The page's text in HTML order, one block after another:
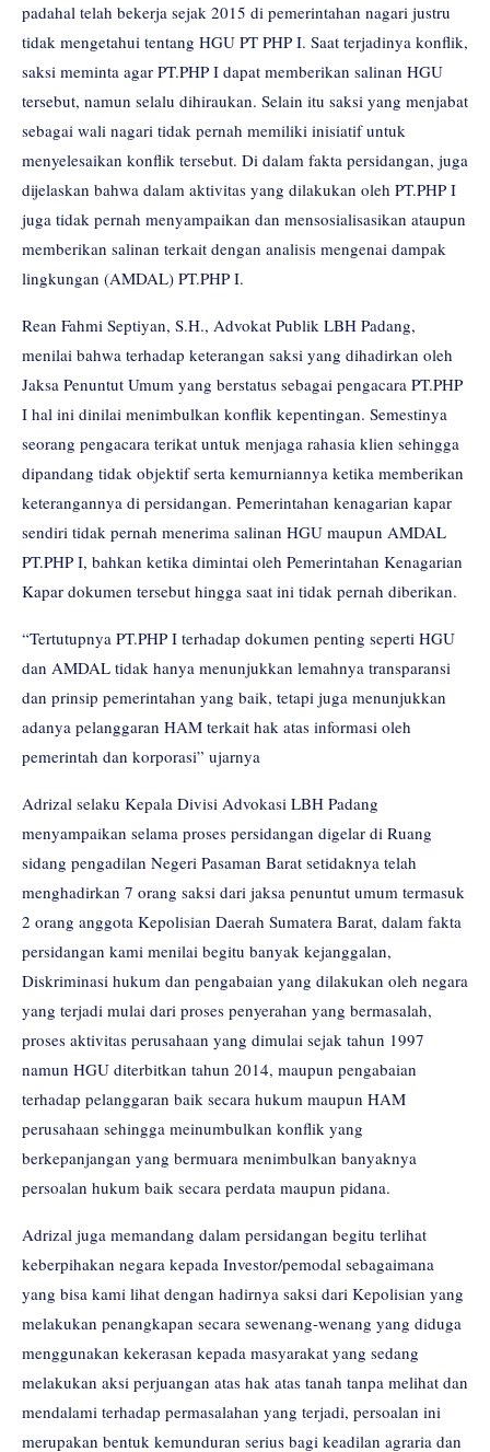
padahal telah bekerja sejak 2015 di pemerintahan nagari justru
tidak mengetahui tentang HGU PT PHP I. Saat terjadinya konflik,
saksi meminta agar PT.PHP I dapat memberikan salinan HGU
tersebut, namun selalu dihiraukan. Selain itu saksi yang menjabat
sebagai wali nagari tidak pernah memiliki inisiatif untuk
menyelesaikan konflik tersebut. Di dalam fakta persidangan, juga
dijelaskan bahwa dalam aktivitas yang dilakukan oleh PT.PHP I
juga tidak pernah menyampaikan dan mensosialisasikan ataupun
memberikan salinan terkait dengan analisis mengenai dampak
lingkungan (AMDAL) PT.PHP I.
Rean Fahmi Septiyan, S.H., Advokat Publik LBH Padang,
menilai bahwa terhadap keterangan saksi yang dihadirkan oleh
Jaksa Penuntut Umum yang berstatus sebagai pengacara PT.PHP
I hal ini dinilai menimbulkan konflik kepentingan. Semestinya
seorang pengacara terikat untuk menjaga rahasia klien sehingga
dipandang tidak objektif serta kemurniannya ketika memberikan
keterangannya di persidangan. Pemerintahan kenagarian kapar
sendiri tidak pernah menerima salinan HGU maupun AMDAL
PT.PHP I, bahkan ketika dimintai oleh Pemerintahan Kenagarian
Kapar dokumen tersebut hingga saat ini tidak pernah diberikan.
“Tertutupnya PT.PHP I terhadap dokumen penting seperti HGU
dan AMDAL tidak hanya menunjukkan lemahnya transparansi
dan prinsip pemerintahan yang baik, tetapi juga menunjukkan
adanya pelanggaran HAM terkait hak atas informasi oleh
pemerintah dan korporasi” ujarnya
Adrizal selaku Kepala Divisi Advokasi LBH Padang
menyampaikan selama proses persidangan digelar di Ruang
sidang pengadilan Negeri Pasaman Barat setidaknya telah
menghadirkan 7 orang saksi dari jaksa penuntut umum termasuk
2 orang anggota Kepolisian Daerah Sumatera Barat, dalam fakta
persidangan kami menilai begitu banyak kejanggalan,
Diskriminasi hukum dan pengabaian yang dilakukan oleh negara
yang terjadi mulai dari proses penyerahan yang bermasalah,
proses aktivitas perusahaan yang dimulai sejak tahun 1997
namun HGU diterbitkan tahun 2014, maupun pengabaian
terhadap pelanggaran baik secara hukum maupun HAM
perusahaan sehingga meinumbulkan konflik yang
berkepanjangan yang bermuara menimbulkan banyaknya
persoalan hukum baik secara perdata maupun pidana.
Adrizal juga memandang dalam persidangan begitu terlihat
keberpihakan negara kepada Investor/pemodal sebagaimana
yang bisa kami lihat dengan hadirnya saksi dari Kepolisian yang
melakukan penangkapan secara sewenang-wenang yang diduga
menggunakan kekerasan kepada masyarakat yang sedang
melakukan aksi perjuangan atas hak atas tanah tanpa melihat dan
mendalami terhadap permasalahan yang terjadi, persoalan ini
merupakan bentuk kemunduran serius bagi keadilan agraria dan